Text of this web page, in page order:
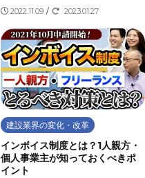
2022.11.09 / 2023.01.27
建設業界の変化・改革
インボイス制度とは？1人親方・
個人事業主が知っておくべきポ
イント